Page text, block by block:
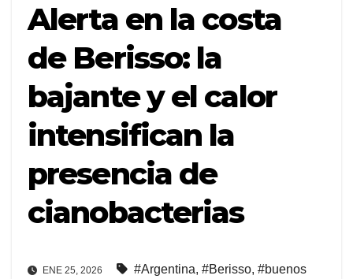
Alerta en la costa
de Berisso: la
bajante y el calor
intensifican la
presencia de
cianobacterias
ENE 25, 2026 #Argentina, #Berisso, #buenos